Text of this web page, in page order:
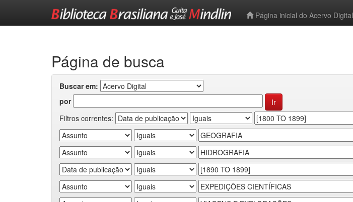
Página inicial do Acervo Digital
Página de busca
Buscar em:
por
Filtros correntes: